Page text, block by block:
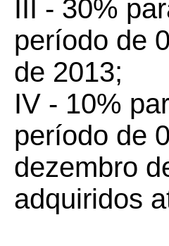
III - 30%
período de
de 2013;
IV - 10%
período de
dezembro
adquiridos